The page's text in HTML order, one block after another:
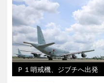
Ｐ１哨戒機、ジブチへ出発